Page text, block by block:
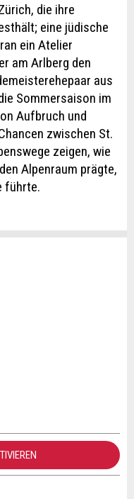
die ihre
eine jüdische
ein Atelier
am Arlberg den
aus
Sommersaison im
Aufbruch und
zwischen St.
zeigen, wie
Alpenraum prägte,
führte.
weiter.